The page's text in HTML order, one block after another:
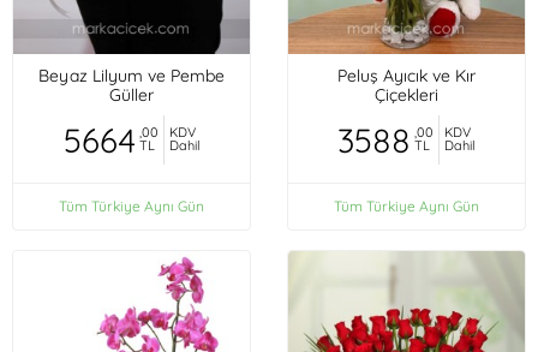
Beyaz Lilyum ve Pembe
Güller
5664 ,00
TL
KDV
Dahil
Tüm Türkiye Aynı Gün
Peluş Ayıcık ve Kır
Çiçekleri
3588 ,00
TL
KDV
Dahil
Tüm Türkiye Aynı Gün